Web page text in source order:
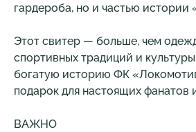
гардероба, но и частью истории
Этот свитер — больше, чем
спортивных традиций и
богатую историю ФК
подарок для настоящих фанатов
ВАЖНО